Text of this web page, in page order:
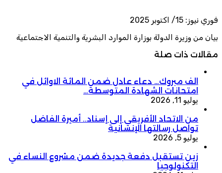
فوري نيوز: 15/ اكتوبر 2025
بيان من وزيرة الدولة بوزارة الموارد البشرية والتنمية الاجتماعية
مقالات ذات صلة
الف مبروك… دعاء عادل ضمن المائة الاوائل في
امتحانات الشهادة المتوسطة…
يوليو 11, 2026
من الاتحاد الأفريقي إلى إسناد.. أميرة الفاضل
تواصل رسالتها الإنسانية
يوليو 5, 2026
زين تستقبل دفعة جديدة ضمن مشروع النساء في
التكنولوجيا